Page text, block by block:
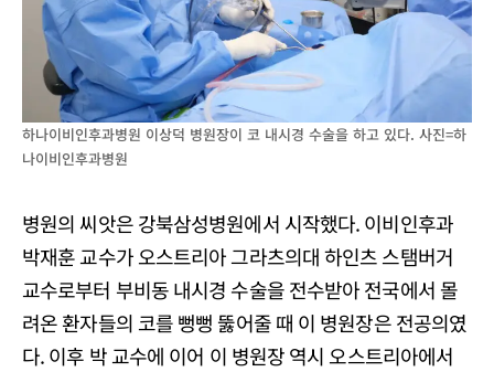
하나이비인후과병원 이상덕 병원장이 코 내시경 수술을 하고 있다. 사진=하
나이비인후과병원
병원의 씨앗은 강북삼성병원에서 시작했다. 이비인후과
박재훈 교수가 오스트리아 그라츠의대 하인츠 스탬버거
교수로부터 부비동 내시경 수술을 전수받아 전국에서 몰
려온 환자들의 코를 뻥뻥 뚫어줄 때 이 병원장은 전공의였
다. 이후 박 교수에 이어 이 병원장 역시 오스트리아에서